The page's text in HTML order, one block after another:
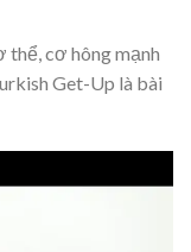
thể, cơ hông mạnh
Get-Up là bài